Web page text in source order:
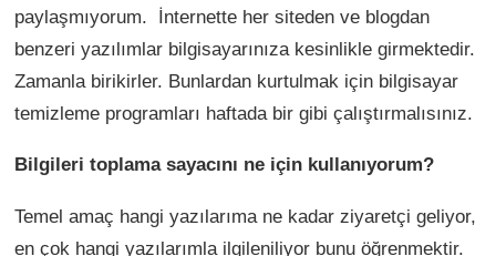
paylaşmıyorum. İnternette her siteden ve blogdan
benzeri yazılımlar bilgisayarınıza kesinlikle girmektedir.
Zamanla birikirler. Bunlardan kurtulmak için bilgisayar
temizleme programları haftada bir gibi çalıştırmalısınız.
Bilgileri toplama sayacını ne için kullanıyorum?
Temel amaç hangi yazılarıma ne kadar ziyaretçi geliyor,
en çok hangi yazılarımla ilgileniliyor bunu öğrenmektir.